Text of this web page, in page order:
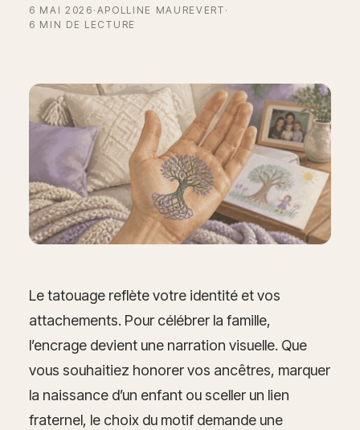
6 MAI 2026 · APOLLINE MAUREVERT ·
6 MIN DE LECTURE
Le tatouage reflète votre identité et vos
attachements. Pour célébrer la famille,
l’encrage devient une narration visuelle. Que
vous souhaitiez honorer vos ancêtres, marquer
la naissance d’un enfant ou sceller un lien
fraternel, le choix du motif demande une